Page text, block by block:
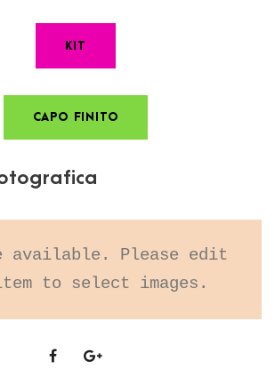
KIT
CAPO FINITO
available. Please edit
to select images.